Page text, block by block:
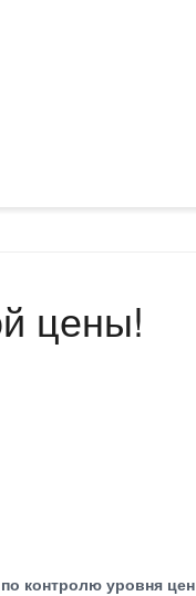
цены!
контролю уровня цен